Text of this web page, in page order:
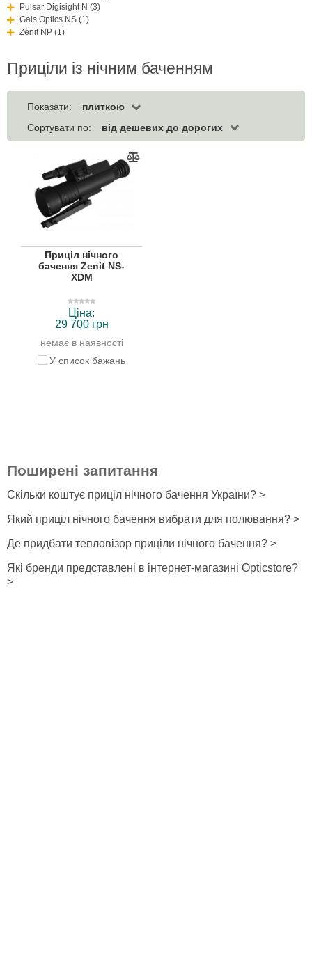
Pulsar Digisight N (3)
Gals Optics NS (1)
Zenit NP (1)
Приціли із нічним баченням
Показати:
плиткою
Сортувати по:
від дешевих до дорогих
Приціл нічного
бачення Zenit NS-
XDM
Ціна:
29 700 грн
немає в наявності
У список бажань
Поширені запитання
Скільки коштує приціл нічного бачення України? >
Який приціл нічного бачення вибрати для полювання? >
Де придбати тепловізор приціли нічного бачення? >
Які бренди представлені в інтернет-магазині Opticstore?
>